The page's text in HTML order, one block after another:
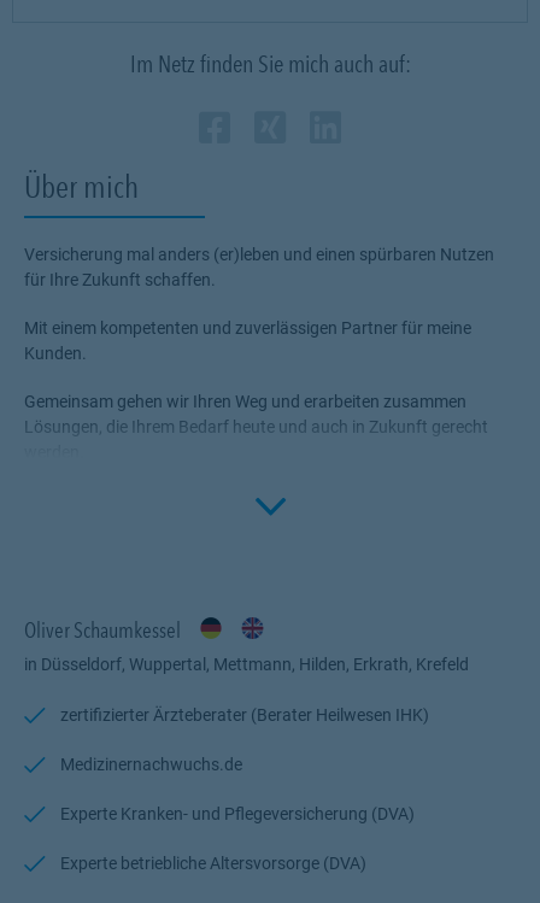
Über mich
Versicherung mal anders (er)leben und einen spürbaren Nutzen
für Ihre Zukunft schaffen.
Mit einem kompetenten und zuverlässigen Partner für meine
Kunden.
Gemeinsam gehen wir Ihren Weg und erarbeiten zusammen
Lösungen, die Ihrem Bedarf heute und auch in Zukunft gerecht
ganzheitlich - lösungs- & praxisorientiert
erhalten bereits angehende Ärzte im Medizinstudium wertvolle
Beamtenversorgung und meinem Fachwissen zu den
Click to
Oliver Schaumkessel
in Düsseldorf, Wuppertal, Mettmann, Hilden, Erkrath, Krefeld
zertifizierter Ärzteberater (Berater Heilwesen IHK)
Medizinernachwuchs.de
Experte Kranken- und Pflegeversicherung (DVA)
Experte betriebliche Altersvorsorge (DVA)
Im Netz finden Sie mich auch auf: